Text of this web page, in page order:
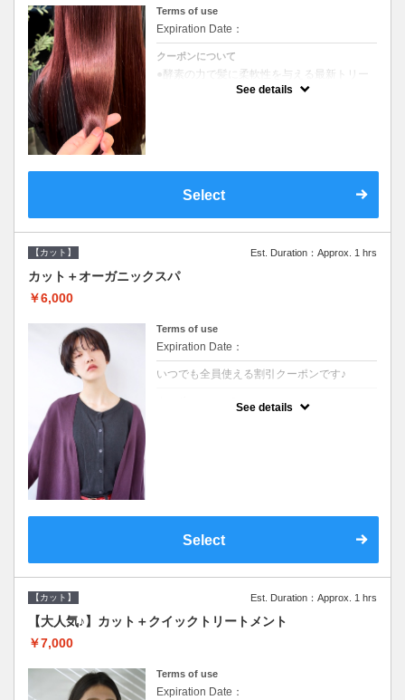
Terms of use
Expiration Date：
クーポンについて
●酵素の力で髪に柔軟性を与える最新トリー
トメント●ＳＢ込●長さ料金あり《こちらのク
ーポンご利用のお客様のみ》オリジナル酵素
See details
Select
【カット】 Est. Duration：Approx. 1 hrs
カット＋オーガニックスパ
￥6,000
Terms of use
Expiration Date：
いつでも全員使える割引クーポンです♪
See details
Select
【カット】 Est. Duration：Approx. 1 hrs
【大人気♪】カット＋クイックトリートメント
￥7,000
Terms of use
Expiration Date：